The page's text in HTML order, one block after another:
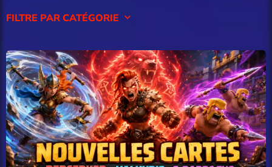
FILTRE PAR CATÉGORIE keyboard_arrow_down
Culture Geek
Divertissement
Guide gaming